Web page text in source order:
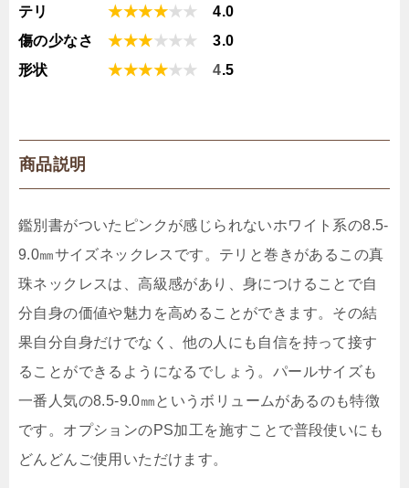
テリ ★★★★★★
4.0
傷の少なさ
★★★★★★ 3.0
形状
★★★★★★ 4.5
商品説明
鑑別書がついたピンクが感じられないホワイト系の8.5-
9.0㎜サイズネックレスです。テリと巻きがあるこの真
珠ネックレスは、高級感があり、身につけることで自
分自身の価値や魅力を高めることができます。その結
果自分自身だけでなく、他の人にも自信を持って接す
ることができるようになるでしょう。パールサイズも
一番人気の8.5-9.0㎜というボリュームがあるのも特徴
です。 オプションのPS加工を施すことで普段使いにも
どんどんご使用いただけます。